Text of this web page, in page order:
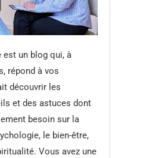
est un blog qui, à
répond à vos
découvrir les
et des astuces dont
besoin sur la
le bien-être,
Vous avez une